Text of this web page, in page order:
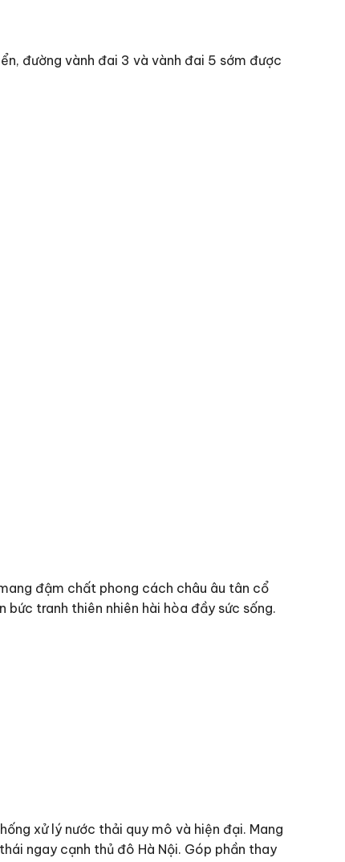
đường vành đai 3 và vành đai 5 sớm được
đậm chất phong cách châu âu tân cổ
tranh thiên nhiên hài hòa đầy sức sống.
xử lý nước thải quy mô và hiện đại. Mang
ngay cạnh thủ đô Hà Nội. Góp phần thay